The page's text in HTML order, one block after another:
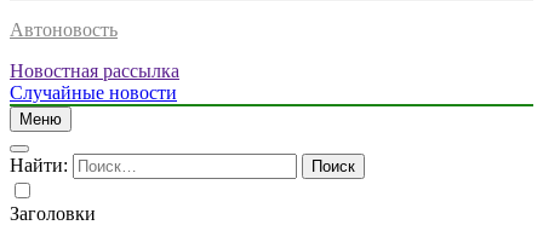
Автоновость
Новостная рассылка
Случайные новости
Меню
Найти:
Заголовки